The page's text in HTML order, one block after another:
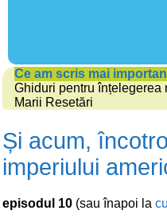
Ce am scris mai
Ghiduri pentru înțelegerea
Marii Resetări
Și acum,
imperiului
episodul 10 (sau înapoi la